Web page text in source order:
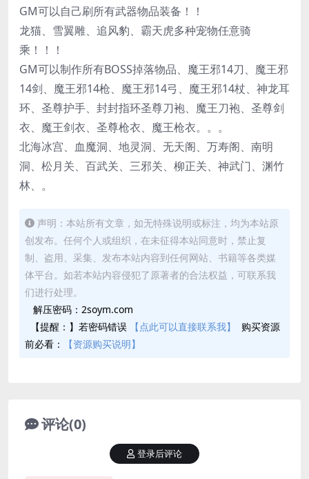
GM可以自己刷所有武器物品装备！！
龙猫、雪翼雕、追风豹、霸天虎多种宠物任意骑
乘！！！
GM可以制作所有BOSS掉落物品、魔王邪14刀、魔王邪
14剑、魔王邪14枪、魔王邪14弓、魔王邪14杖、神龙耳
环、圣尊护手、封封指环圣尊刀袍、魔王刀袍、圣尊剑
衣、魔王剑衣、圣尊枪衣、魔王枪衣。。。
北海冰宫、血魔洞、地灵洞、无天阁、万寿阁、南明
洞、松月关、百武关、三邪关、柳正关、神武门、渊竹
林、。
声明：本站所有文章，如无特殊说明或标注，均为本站原
创发布。任何个人或组织，在未征得本站同意时，禁止复
制、盗用、采集、发布本站内容到任何网站、书籍等各类媒
体平台。如若本站内容侵犯了原著者的合法权益，可联系我
们进行处理。
解压密码：2soym.com
【提醒：】若密码错误
【点此可以直接联系我】
购买资源
前必看：
【资源购买说明】
评论(0)
登录后评论